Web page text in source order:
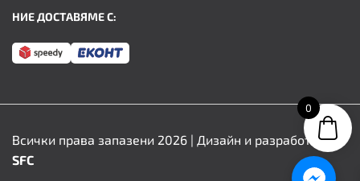
НИЕ ДОСТАВЯМЕ С:
Всички права запазени 2026 | Дизайн и разработка от
SFC
0